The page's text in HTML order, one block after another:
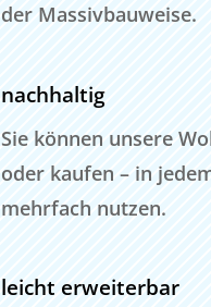
der Massivbauweise.
nachhaltig
Sie können unsere
oder kaufen – in
mehrfach nutzen.
leicht erweiterbar